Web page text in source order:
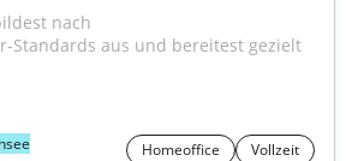
nach
aus und bereitest gezielt
Homeoffice Vollzeit